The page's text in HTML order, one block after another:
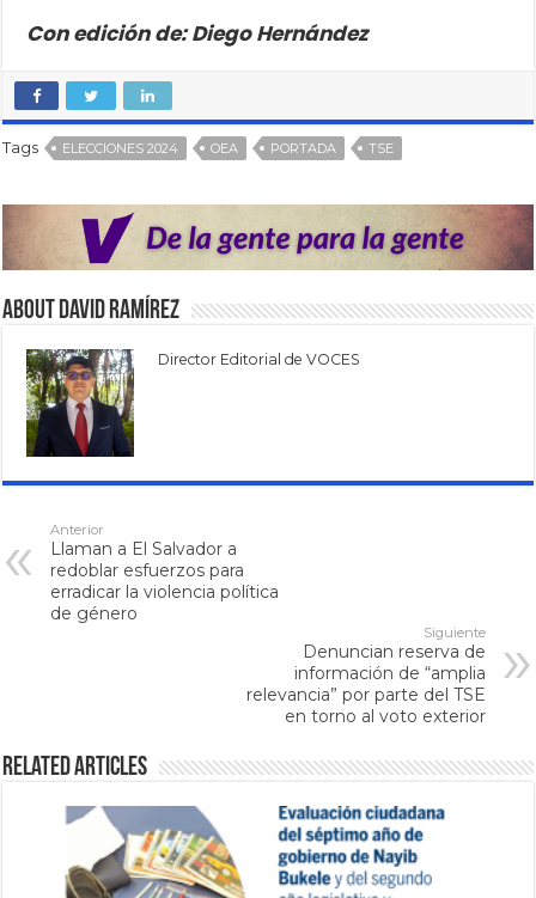
Con edición de: Diego Hernández
Tags ELECCIONES 2024 OEA PORTADA TSE
About David Ramírez
Director Editorial de VOCES
Anterior
Llaman a El Salvador a
redoblar esfuerzos para
erradicar la violencia política
de género
Siguiente
Denuncian reserva de
información de “amplia
relevancia” por parte del TSE
en torno al voto exterior
Related Articles